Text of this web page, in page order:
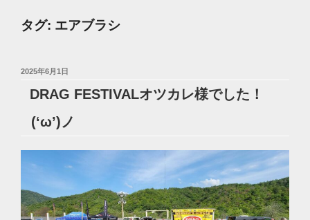
タグ: エアブラシ
投
2025年6月1日
DRAG FESTIVALオツカレ様でした！
(‘ω’)ノ